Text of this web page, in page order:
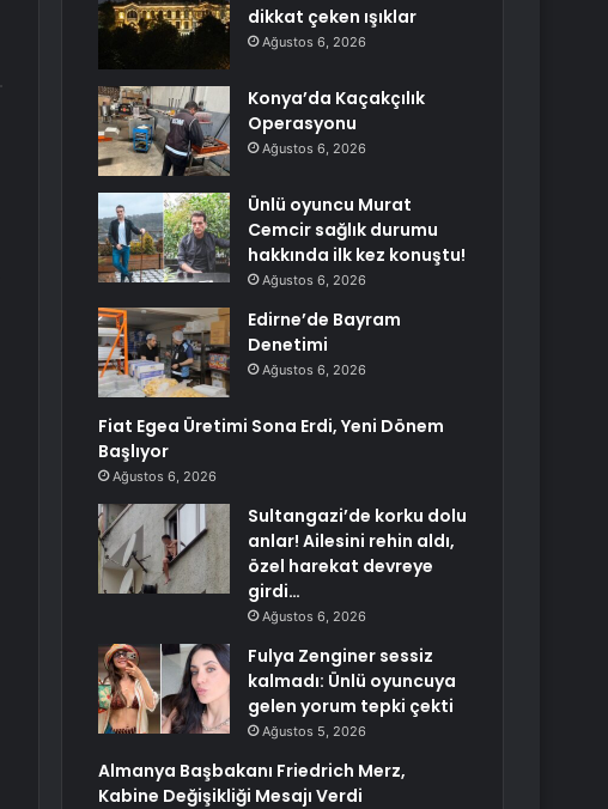
dikkat çeken ışıklar
Ağustos 6, 2026
Konya’da Kaçakçılık
Operasyonu
Ağustos 6, 2026
Ünlü oyuncu Murat
Cemcir sağlık durumu
hakkında ilk kez konuştu!
Ağustos 6, 2026
Edirne’de Bayram
Denetimi
Ağustos 6, 2026
Fiat Egea Üretimi Sona Erdi, Yeni Dönem
Başlıyor
Ağustos 6, 2026
Sultangazi’de korku dolu
anlar! Ailesini rehin aldı,
özel harekat devreye
girdi…
Ağustos 6, 2026
Fulya Zenginer sessiz
kalmadı: Ünlü oyuncuya
gelen yorum tepki çekti
Ağustos 5, 2026
Almanya Başbakanı Friedrich Merz,
Kabine Değişikliği Mesajı Verdi